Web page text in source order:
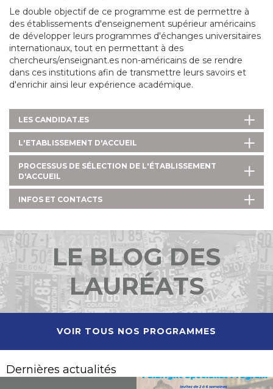
Le double objectif de ce programme est de permettre à
des établissements d'enseignement supérieur américains
de développer leurs programmes d'échanges universitaires
internationaux, tout en permettant à des
chercheurs/enseignant.es non-américains de se rendre
dans ces institutions afin de transmettre leurs savoirs et
d'enrichir ainsi leur expérience académique.
LES CANDIDAT.ES
L'ETABLISSEMENT D'ACCUEIL
PROCESSUS DE SÉLECTION DE L'ÉTABLISSEMENT
D'ACCUEIL
INFOS ET CONTACTS
LE BLOG DES
LAURÉATS
VOIR TOUS NOS PROGRAMMES
Dernières actualités